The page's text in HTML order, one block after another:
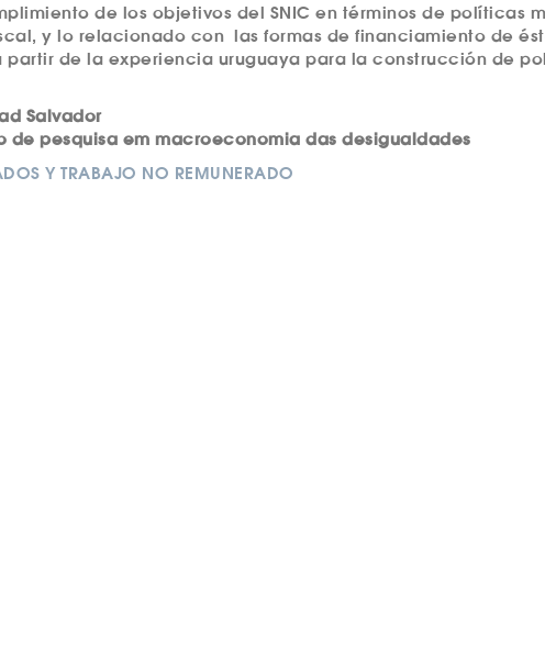
de los obje­ti­vos del SNIC en tér­mi­nos de polí­ti­cas
y lo rela­ci­o­na­do con
las for­mas de finan­ci­a­mi­en­to de
par­tir de la expe­ri­en­cia uru­guaya para la cons­truc­ción de
Salvador
de pes­qui­sa em macroeconomia das desigualdades
Y TRABAJO NO REMUNERADO